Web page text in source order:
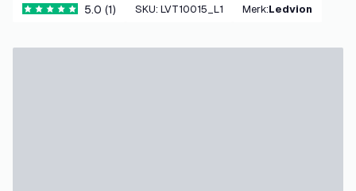
5 score sterren5.0 (1) SKU: LVT10015_L1 Merk: Ledvion